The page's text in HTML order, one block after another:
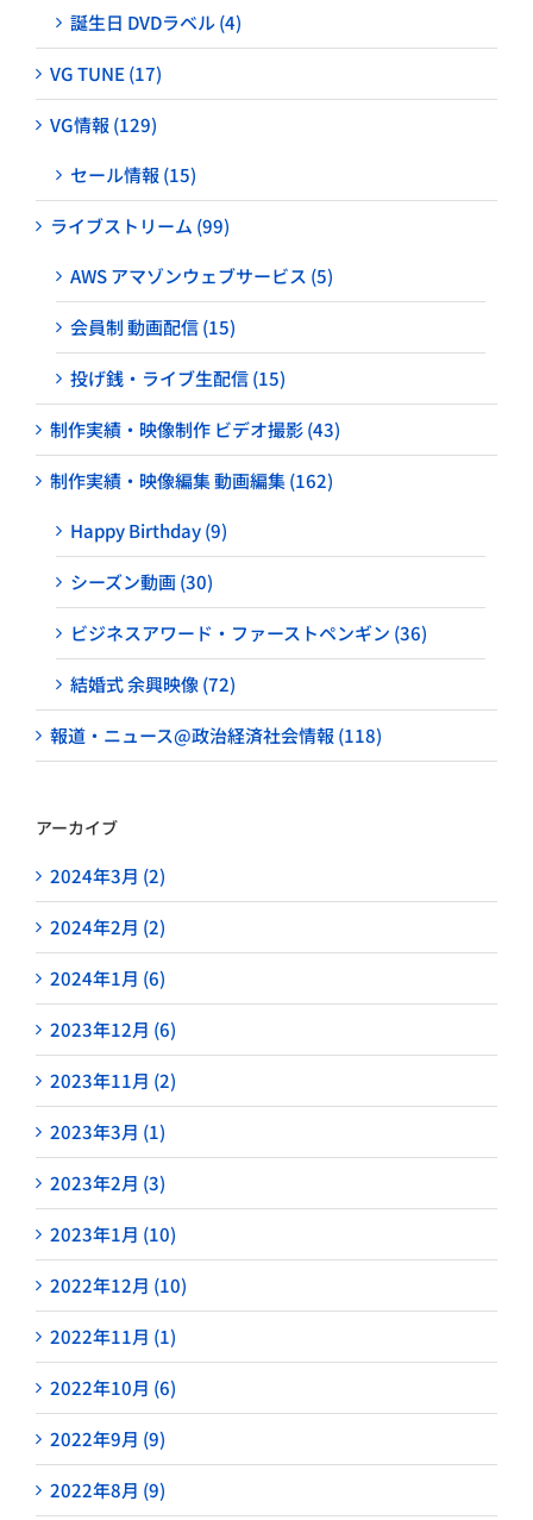
誕生日 DVDラベル (4)
VG TUNE (17)
VG情報 (129)
セール情報 (15)
ライブストリーム (99)
AWS アマゾンウェブサービス (5)
会員制 動画配信 (15)
投げ銭・ライブ生配信 (15)
制作実績・映像制作 ビデオ撮影 (43)
制作実績・映像編集 動画編集 (162)
Happy Birthday (9)
シーズン動画 (30)
ビジネスアワード・ファーストペンギン (36)
結婚式 余興映像 (72)
報道・ニュース@政治経済社会情報 (118)
アーカイブ
2024年3月 (2)
2024年2月 (2)
2024年1月 (6)
2023年12月 (6)
2023年11月 (2)
2023年3月 (1)
2023年2月 (3)
2023年1月 (10)
2022年12月 (10)
2022年11月 (1)
2022年10月 (6)
2022年9月 (9)
2022年8月 (9)